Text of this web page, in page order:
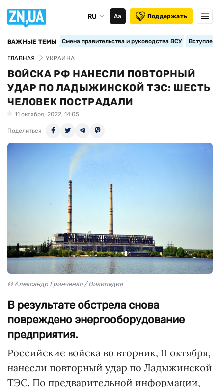
RU Аа Поддержать
ВАЖНЫЕ ТЕМЫ Смена правительства и руководства ВСУ
ГЛАВНАЯ УКРАИНА
ВОЙСКА РФ НАНЕСЛИ ПОВТОРНЫЙ
УДАР ПО ЛАДЫЖИНСКОЙ ТЭС: ШЕСТЬ
ЧЕЛОВЕК ПОСТРАДАЛИ
11 октября, 2022, 14:05
Поделиться
© Александр Гринченко / Википедия
В результате обстрела снова
повреждено энергооборудование
предприятия.
Российские войска во вторник, 11 октября,
нанесли повторный удар по Ладыжинской
ТЭС. По предварительной информации,